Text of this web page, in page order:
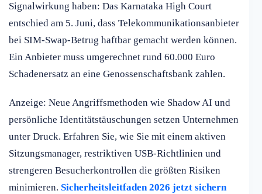
Signalwirkung haben: Das Karnataka High Court
entschied am 5. Juni, dass Telekommunikationsanbieter
bei SIM-Swap-Betrug haftbar gemacht werden können.
Ein Anbieter muss umgerechnet rund 60.000 Euro
Schadenersatz an eine Genossenschaftsbank zahlen.
Anzeige: Neue Angriffsmethoden wie Shadow AI und
persönliche Identitätstäuschungen setzen Unternehmen
unter Druck. Erfahren Sie, wie Sie mit einem aktiven
Sitzungsmanager, restriktiven USB-Richtlinien und
strengeren Besucherkontrollen die größten Risiken
minimieren. Sicherheitsleitfaden 2026 jetzt sichern